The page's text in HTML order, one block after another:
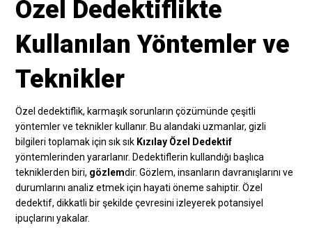
Özel Dedektiflikte
Kullanılan Yöntemler ve
Teknikler
Özel dedektiflik, karmaşık sorunların çözümünde çeşitli
yöntemler ve teknikler kullanır. Bu alandaki uzmanlar, gizli
bilgileri toplamak için sık sık Kızılay Özel Dedektif
yöntemlerinden yararlanır. Dedektiflerin kullandığı başlıca
tekniklerden biri, gözlemdir. Gözlem, insanların davranışlarını ve
durumlarını analiz etmek için hayati öneme sahiptir. Özel
dedektif, dikkatli bir şekilde çevresini izleyerek potansiyel
ipuçlarını yakalar.